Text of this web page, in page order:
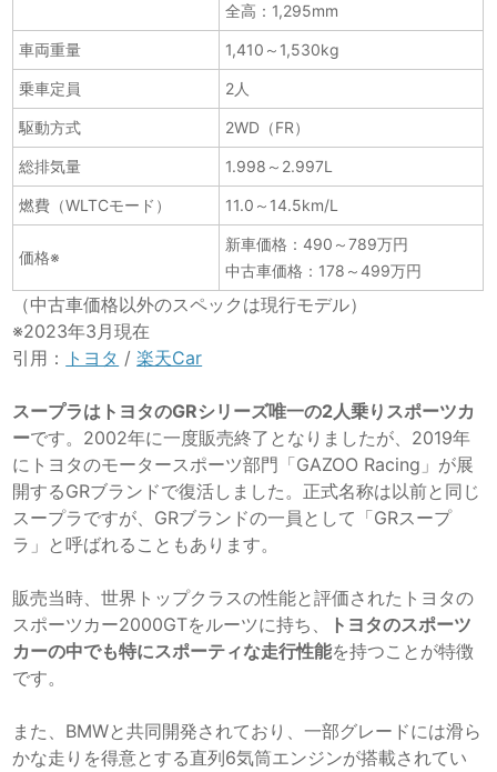
全高：1,295mm
車両重量 1,410～1,530kg
乗車定員 2人
駆動方式 2WD（FR）
総排気量 1.998～2.997L
燃費（WLTCモード） 11.0～14.5km/L
価格※
新車価格：490～789万円
中古車価格：178～499万円
（中古車価格以外のスペックは現行モデル）
※2023年3月現在
引用：
トヨタ /楽天Car
スープラはトヨタのGRシリーズ唯一の2人乗りスポーツカ
ーです。2002年に一度販売終了となりましたが、2019年
にトヨタのモータースポーツ部門「GAZOO Racing」が展
開するGRブランドで復活しました。正式名称は以前と同じ
スープラですが、GRブランドの一員として「GRスープ
ラ」と呼ばれることもあります。
販売当時、世界トップクラスの性能と評価されたトヨタの
スポーツカー2000GTをルーツに持ち、
トヨタのスポーツ
カーの中でも特にスポーティな走行性能を持つことが特徴
です。
また、BMWと共同開発されており、一部グレードには滑ら
かな走りを得意とする直列6気筒エンジンが搭載されてい